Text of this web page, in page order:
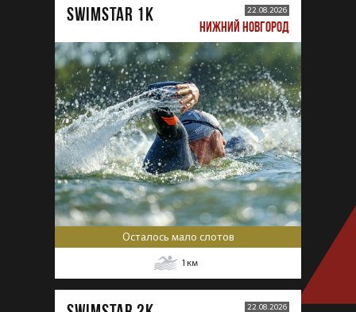
SWIMSTAR 1K 22.08.2026
НИЖНИЙ НОВГОРОД
Осталось мало слотов
1 км
22.08.2026